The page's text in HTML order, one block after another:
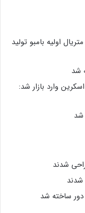
اولیه بامبو تولید
وارد بازار شد:
شد
شدند
دور ساخته شد